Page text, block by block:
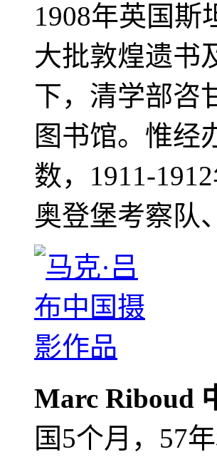
1908年英国斯
大批敦煌遗书
下，清学部咨
图书馆。惟经
数，1911-
奥登堡考察队
Marc Riboud
国5个月，57